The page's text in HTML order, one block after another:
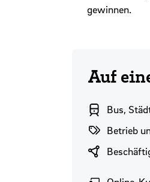
gewinnen.
Auf
Bus,
Betrieb
Zielgruppen